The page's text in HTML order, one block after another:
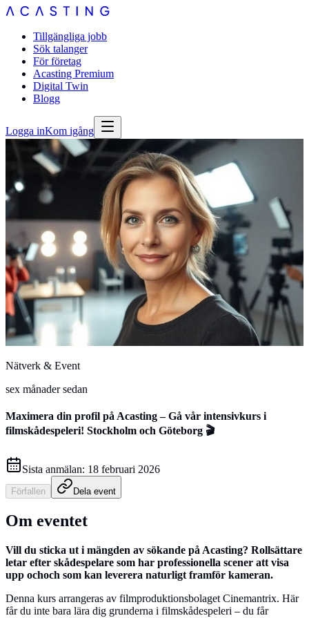
Tillgängliga jobb
Sök talanger
För företag
Acasting Premium
Digital Twin
Blogg
Logga inKom igång
Nätverk & Event
sex månader sedan
Maximera din profil på Acasting – Gå vår intensivkurs i
filmskådespeleri! Stockholm och Göteborg 🎬
Sista anmälan: 18 februari 2026
Förfallen Dela event
Om eventet
Vill du sticka ut i mängden av sökande på Acasting? Rollsättare
letar efter skådespelare som har professionella scener att visa
upp ochoch som kan leverera naturligt framför kameran.
Denna kurs arrangeras av filmproduktionsbolaget Cinemantrix. Här
får du inte bara lära dig grunderna i filmskådespeleri – du får